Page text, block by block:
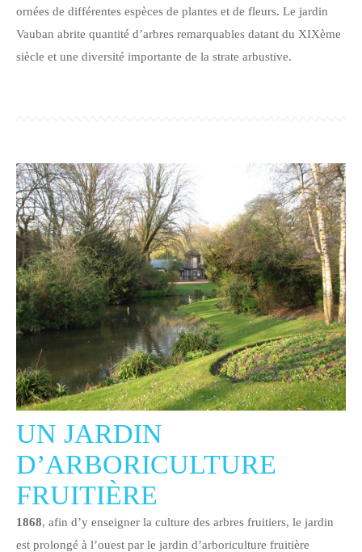
ornées de différentes espèces de plantes et de fleurs. Le jardin
Vauban abrite quantité d’arbres remarquables datant du XIXème
siècle et une diversité importante de la strate arbustive.
UN JARDIN
D’ARBORICULTURE
FRUITIÈRE
1868, afin d’y enseigner la culture des arbres fruitiers, le jardin
est prolongé à l’ouest par le jardin d’arboriculture fruitière